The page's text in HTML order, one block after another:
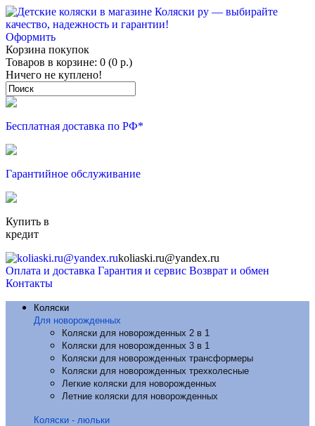
Оформить
Корзина покупок
Товаров в корзине: 0 (0 р.)
Ничего не куплено!
Бесплатная доставка по РФ*
Гарантийное обслуживание
Купить в
кредит
koliaski.ru@yandex.ru
Оплата и доставка Гарантия и сервис Возврат и обмен
Контакты
Коляски
Для новорожденных
Коляски для новорожденных 2 в 1
Коляски для новорожденных 3 в 1
Коляски для новорожденных трансформеры
Коляски для новорожденных трехколесные
Легкие коляски для новорожденных
Летние коляски для новорожденных
Коляски - люльки